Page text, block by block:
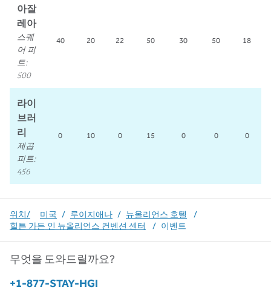
아잘
레아
스퀘
어 피
트:
500
40 20 22 50 30 50 18
라이
브러
리
제곱
피트:
456
0 10 0 15 0 0 0
위치/ 미국 / 루이지애나 / 뉴올리언스 호텔
/
힐튼 가든 인 뉴올리언스 컨벤션 센터
/ 이벤트
무엇을 도와드릴까요?
전화:
+1-877-STAY-HGI